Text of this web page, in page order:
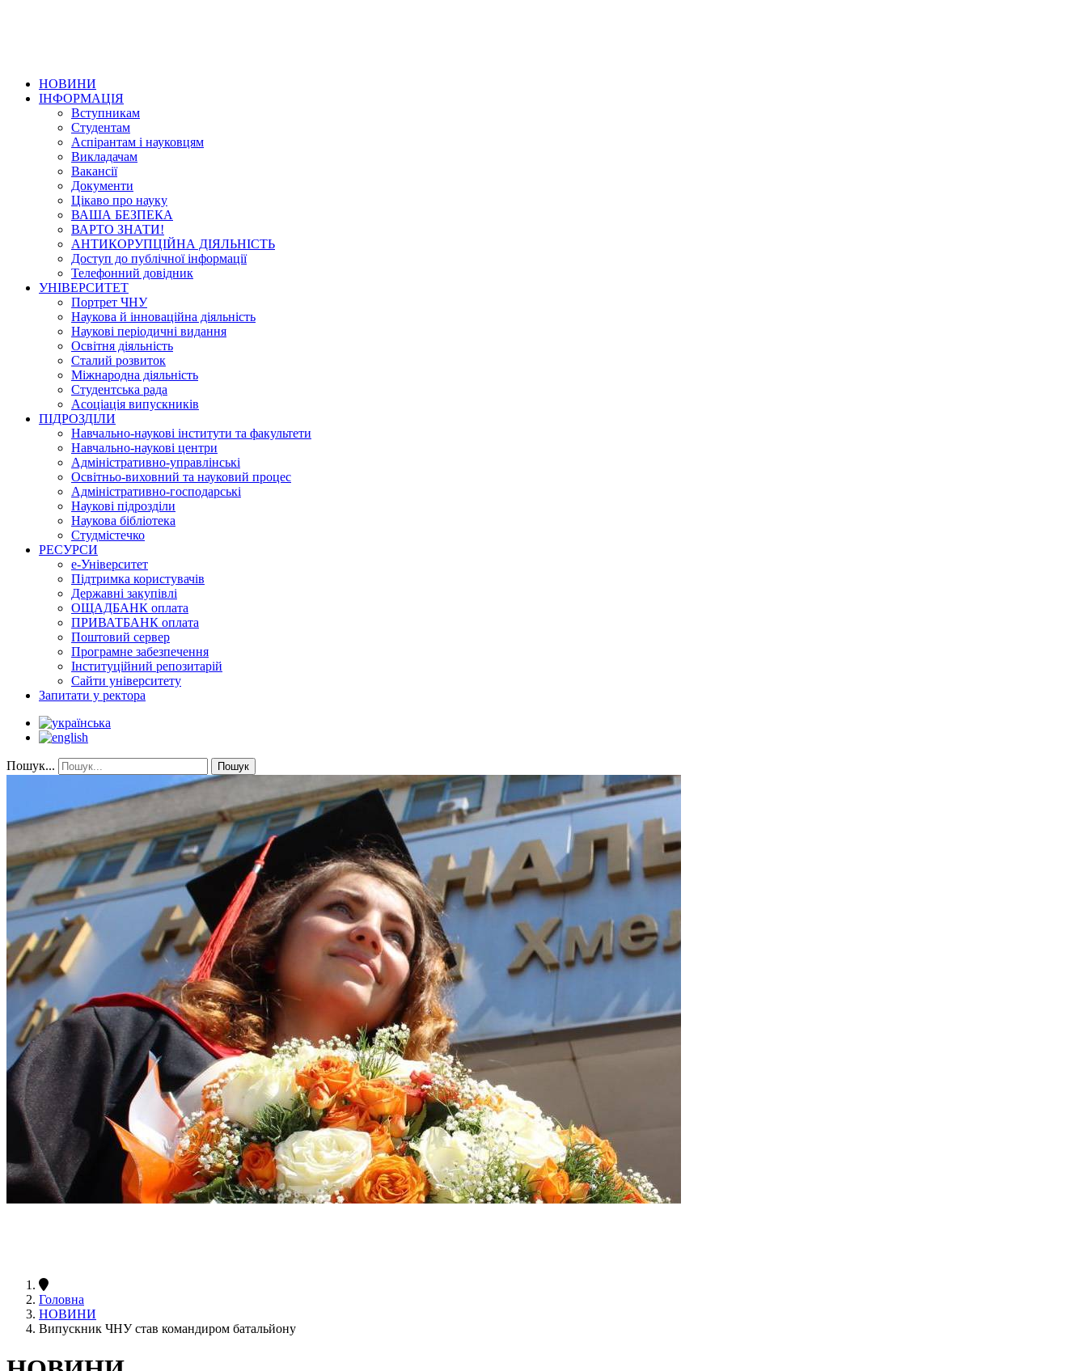
НОВИНИ
ІНФОРМАЦІЯ
Вступникам
Студентам
Аспірантам і науковцям
Викладачам
Вакансії
Документи
Цікаво про науку
ВАША БЕЗПЕКА
ВАРТО ЗНАТИ!
АНТИКОРУПЦІЙНА ДІЯЛЬНІСТЬ
Доступ до публічної інформації
Телефонний довідник
УНІВЕРСИТЕТ
Портрет ЧНУ
Наукова й інноваційна діяльність
Наукові періодичні видання
Освітня діяльність
Сталий розвиток
Міжнародна діяльність
Студентська рада
Асоціація випускників
ПІДРОЗДІЛИ
Навчально-наукові інститути та факультети
Навчально-наукові центри
Адміністративно-управлінські
Освітньо-виховний та науковий процес
Адміністративно-господарські
Наукові підрозділи
Наукова бібліотека
Студмістечко
РЕСУРСИ
е-Університет
Підтримка користувачів
Державні закупівлі
ОЩАДБАНК оплата
ПРИВАТБАНК оплата
Поштовий сервер
Програмне забезпечення
Інституційний репозитарій
Сайти університету
Запитати у ректора
Пошук... Пошук
Головна
НОВИНИ
Випускник ЧНУ став командиром батальйону